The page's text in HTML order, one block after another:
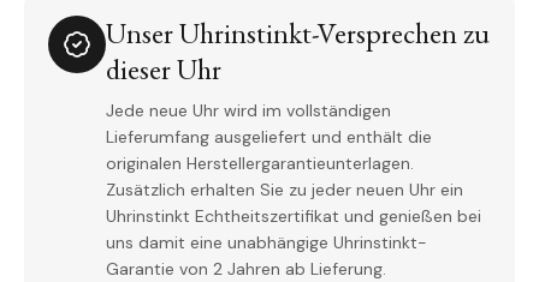
Unser Uhrinstinkt-Versprechen zu
dieser Uhr
Jede neue Uhr wird im vollständigen
Lieferumfang ausgeliefert und enthält die
originalen Herstellergarantieunterlagen.
Zusätzlich erhalten Sie zu jeder neuen Uhr ein
Uhrinstinkt Echtheitszertifikat und genießen bei
uns damit eine unabhängige Uhrinstinkt-
Garantie von 2 Jahren ab Lieferung.